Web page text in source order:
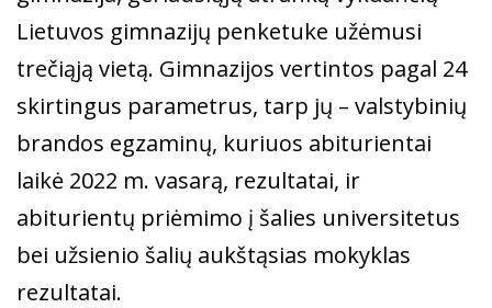
Lietuvos gimnazijų penketuke užėmusi
trečiąją vietą. Gimnazijos vertintos pagal 24
skirtingus parametrus, tarp jų – valstybinių
brandos egzaminų, kuriuos abiturientai
laikė 2022 m. vasarą, rezultatai, ir
abiturientų priėmimo į šalies universitetus
bei užsienio šalių aukštąsias mokyklas
rezultatai.